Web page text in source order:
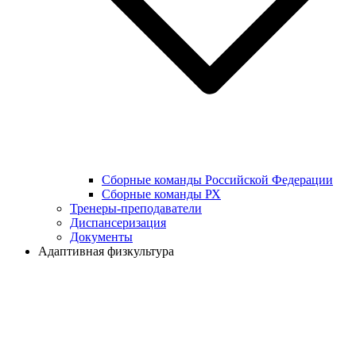
Сборные команды Российской Федерации
Сборные команды РХ
Тренеры-преподаватели
Диспансеризация
Документы
Адаптивная физкультура